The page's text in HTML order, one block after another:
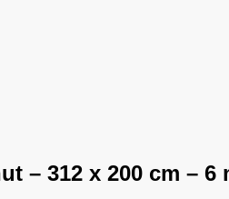
– 312 x 200 cm – 6